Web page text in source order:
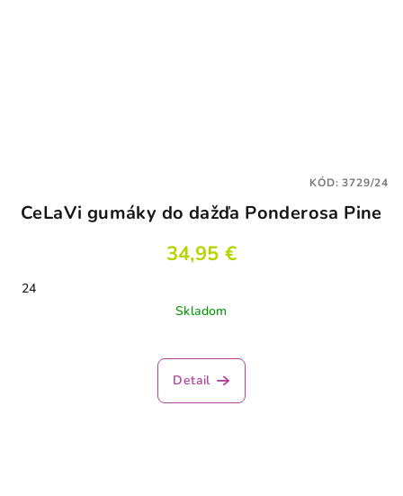
CeLaVi gumáky do dažďa Ponderosa Pine
34,95 €
24
Skladom
Detail
KÓD:3729/24